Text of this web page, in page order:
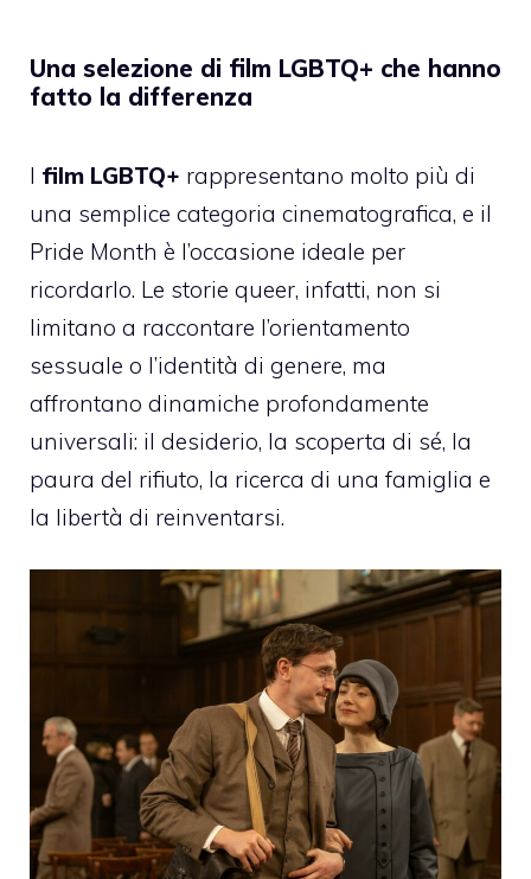
Una selezione di film LGBTQ+ che hanno
fatto la differenza
I film LGBTQ+ rappresentano molto più di
una semplice categoria cinematografica, e il
Pride Month è l’occasione ideale per
ricordarlo. Le storie queer, infatti, non si
limitano a raccontare l’orientamento
sessuale o l’identità di genere, ma
affrontano dinamiche profondamente
universali: il desiderio, la scoperta di sé, la
paura del rifiuto, la ricerca di una famiglia e
la libertà di reinventarsi.